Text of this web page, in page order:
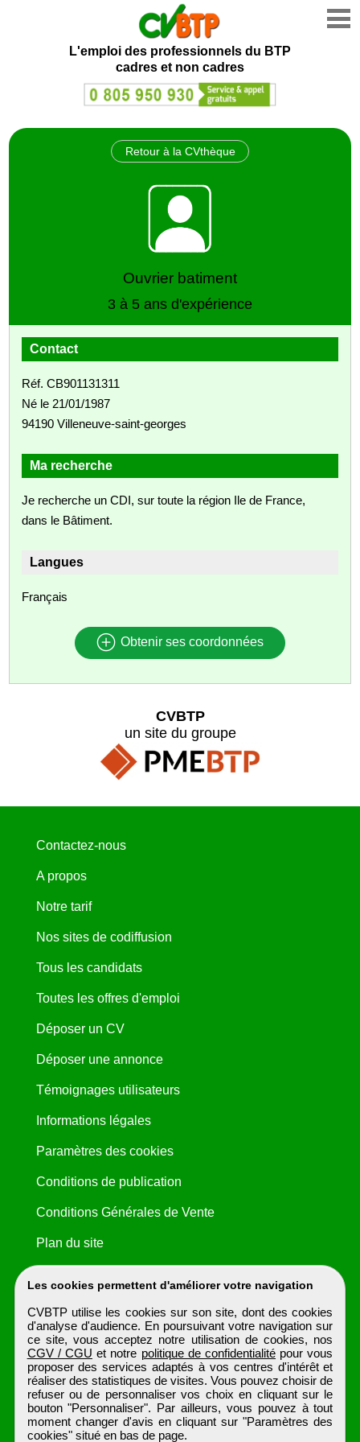
L'emploi des professionnels du BTP
cadres et non cadres
Retour à la CVthèque
Ouvrier batiment
3 à 5 ans d'expérience
Contact
Réf. CB901131311
Né le 21/01/1987
94190 Villeneuve-saint-georges
Ma recherche
Je recherche un CDI, sur toute la région Ile de France,
dans le Bâtiment.
Langues
Français
Obtenir ses coordonnées
Les cookies permettent d'améliorer votre navigation
CVBTP utilise les cookies sur son site, dont des cookies
d'analyse d'audience. En poursuivant votre navigation sur
ce site, vous acceptez notre utilisation de cookies, nos
CGV / CGU et notre politique de confidentialité pour vous
proposer des services adaptés à vos centres d'intérêt et
réaliser des statistiques de visites. Vous pouvez choisir de
refuser ou de personnaliser vos choix en cliquant sur le
bouton "Personnaliser". Par ailleurs, vous pouvez à tout
moment changer d'avis en cliquant sur "Paramètres des
cookies" situé en bas de page.
CVBTP
un site du groupe
Contactez-nous
A propos
Notre tarif
Nos sites de codiffusion
Tous les candidats
Toutes les offres d'emploi
Déposer un CV
Déposer une annonce
Témoignages utilisateurs
Informations légales
Paramètres des cookies
Conditions de publication
Conditions Générales de Vente
Plan du site